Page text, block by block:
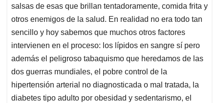
salsas de esas que brillan tentadoramente, comida frita y
otros enemigos de la salud. En realidad no era todo tan
sencillo y hoy sabemos que muchos otros factores
intervienen en el proceso: los lípidos en sangre sí pero
además el peligroso tabaquismo que heredamos de las
dos guerras mundiales, el pobre control de la
hipertensión arterial no diagnosticada o mal tratada, la
diabetes tipo adulto por obesidad y sedentarismo, el